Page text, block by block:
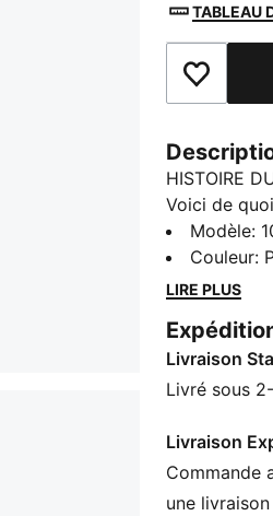
TABLEAU
Ajouter
HISTOIRE
Voici de
domaines.
intensité et
amortit ta
les
Tout est fait
La tige des
30 % de
Modèle:
Couleur:
LIRE PLUS
Livraison
Livré sous
Livraison
Commande
une